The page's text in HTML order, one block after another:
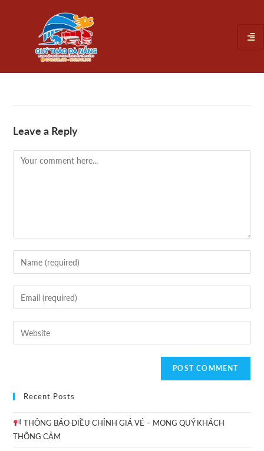
Leave a Reply
Recent Posts
THÔNG BÁO ĐIỀU CHỈNH GIÁ VÉ – MONG QUÝ KHÁCH
THÔNG CẢM